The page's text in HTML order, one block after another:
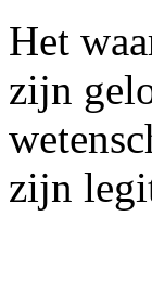
Het
zijn
zijn